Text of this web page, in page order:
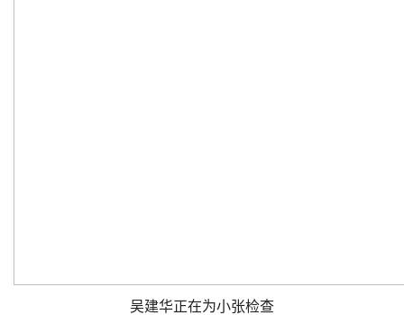
吴建华正在为小张检查